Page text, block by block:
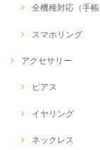
全機種対応（手帳
スマホリング
アクセサリー
ピアス
イヤリング
ネックレス